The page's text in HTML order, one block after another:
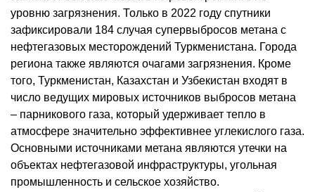
уровню загрязнения. Только в 2022 году спутники
зафиксировали 184 случая супервыбросов метана с
нефтегазовых месторождений Туркменистана. Города
региона также являются очагами загрязнения. Кроме
того, Туркменистан, Казахстан и Узбекистан входят в
число ведущих мировых источников выбросов метана
– парникового газа, который удерживает тепло в
атмосфере значительно эффективнее углекислого газа.
Основными источниками метана являются утечки на
объектах нефтегазовой инфраструктуры, угольная
промышленность и сельское хозяйство.